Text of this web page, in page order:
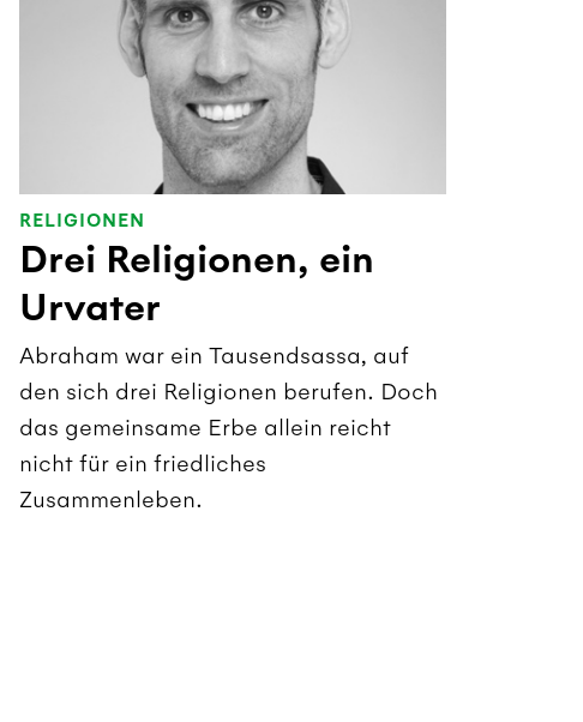
RELIGIONEN
Drei Religionen, ein
Urvater
Abraham war ein Tausendsassa, auf
den sich drei Religionen berufen. Doch
das gemeinsame Erbe allein reicht
nicht für ein friedliches
Zusammenleben.